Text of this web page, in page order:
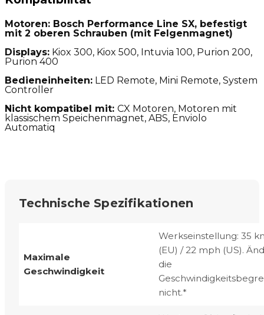
Motoren: Bosch Performance Line SX, befestigt
mit 2 oberen Schrauben (mit Felgenmagnet)
Displays: Kiox 300, Kiox 500, Intuvia 100, Purion 200,
Purion 400
Bedieneinheiten: LED Remote, Mini Remote, System
Controller
Nicht kompatibel mit: CX Motoren, Motoren mit
klassischem Speichenmagnet, ABS, Enviolo
Automatiq
Technische Spezifikationen
Maximale
Geschwindigkeit
Werkseinstellung: 35
(EU) / 22 mph (US).
die
nicht.*